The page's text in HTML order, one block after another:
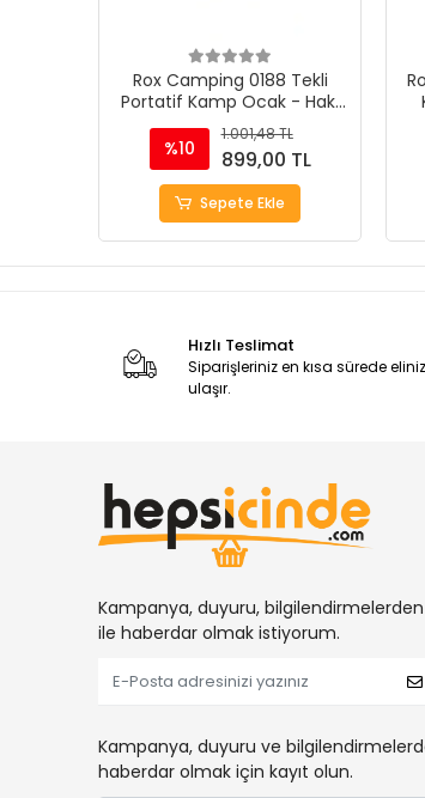
Rox Camping 0188 Tekli
Portatif Kamp Ocak - Haki
Yeşil, Rüzgarlıklı, Ekstra Gaz
Girişli
%10
1.001,48 TL
899,00 TL
Sepete Ekle
Hızlı Teslimat
Siparişleriniz en kısa sürede
ulaşır.
Kampanya, duyuru,
ile haberdar olmak istiyorum.
Kampanya, duyuru ve
haberdar olmak için kayıt olun.